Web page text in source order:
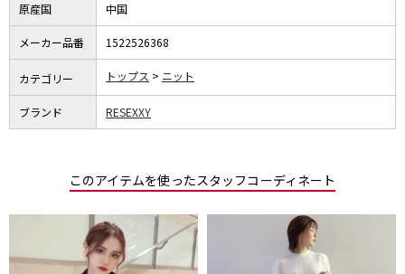
原産国 中国
メーカー品番 1522526368
カテゴリー トップス ニット
ブランド RESEXXY
このアイテムを使ったスタッフコーディネート